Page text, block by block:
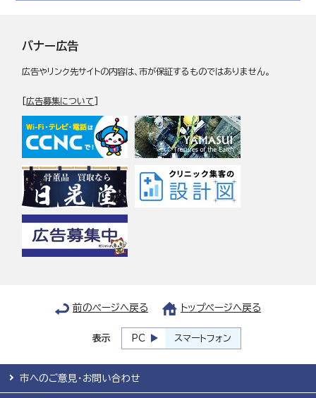
バナー広告
広告やリンク先サイトの内容は、市が保証するものではありません。
[広告募集について
前のページへ戻る トップページへ戻る
表示 PC スマートフォン
市へのご意見・お問い合わせ